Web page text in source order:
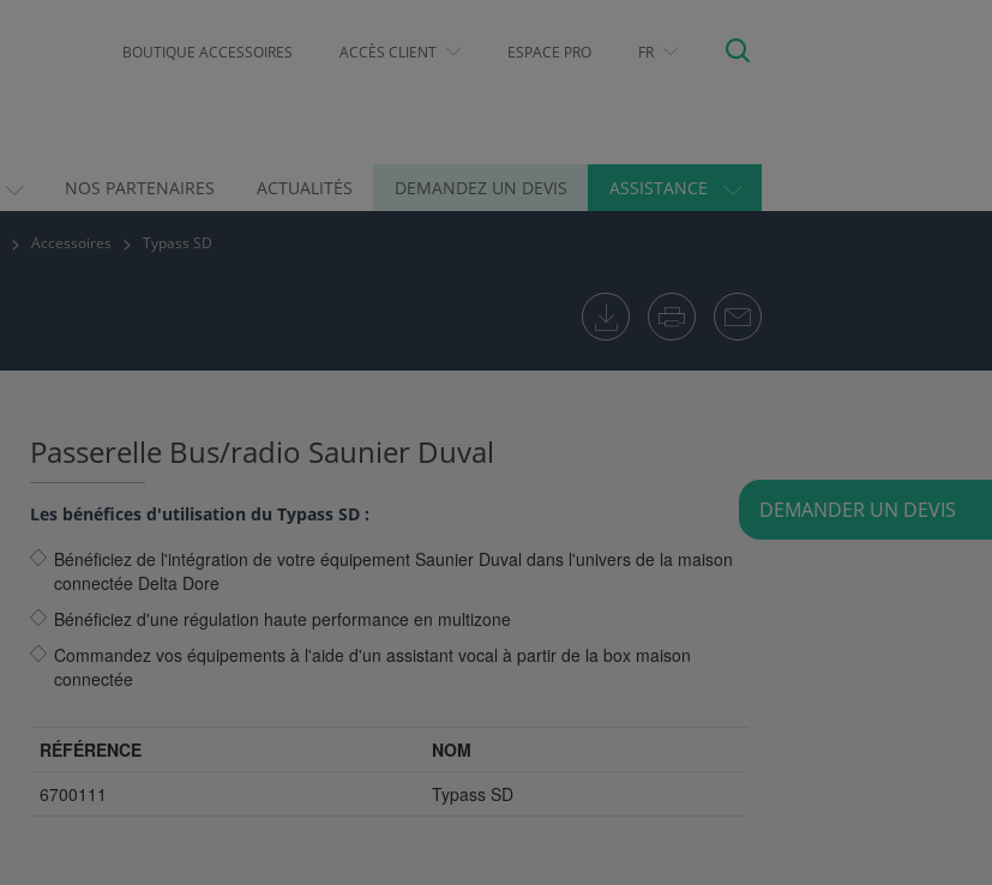
BOUTIQUE ACCESSOIRES ACCÈS CLIENT ESPACE PRO FR
NOS PARTENAIRES ACTUALITÉS DEMANDEZ UN DEVIS ASSISTANCE
Accessoires Typass SD
DEMANDER UN DEVIS
Passerelle Bus/radio Saunier Duval
Les bénéfices d'utilisation du Typass SD :
Bénéficiez de l'intégration de votre équipement Saunier Duval dans l'univers de la maison
connectée Delta Dore
Bénéficiez d'une régulation haute performance en multizone
Commandez vos équipements à l'aide d'un assistant vocal à partir de la box maison
connectée
RÉFÉRENCE
NOM
6700111
Typass SD